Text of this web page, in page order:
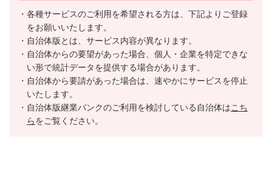
各種サービスのご利用を希望される方は、下記よりご登録
をお願いいたします。
自治体版とは、サービス内容が異なります。
自治体からの要望があった場合、個人・企業を特定できな
い形で統計データを提供する場合があります。
自治体から要請があった場合は、速やかにサービスを停止
いたします。
自治体版継業バンクのご利用を検討している自治体はこち
らをご覧ください。